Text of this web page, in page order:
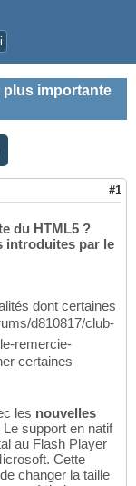
plus importante
#1
du HTML5 ?
introduites par le
dont certaines
d810817/club-
remercie-
certaines
les nouvelles
support en natif
au Flash Player
Cette
changer la taille